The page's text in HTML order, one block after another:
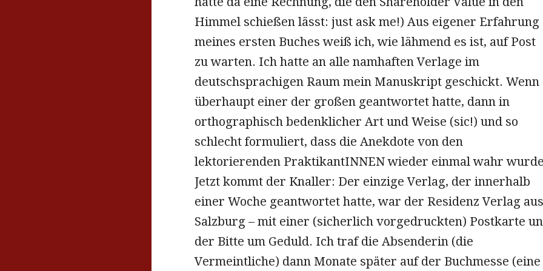
Himmel schießen lässt: just ask me!) Aus eigener Erfahrung
meines ersten Buches weiß ich, wie lähmend es ist, auf Post
zu warten. Ich hatte an alle namhaften Verlage im
deutschsprachigen Raum mein Manuskript geschickt. Wenn
überhaupt einer der großen geantwortet hatte, dann in
orthographisch bedenklicher Art und Weise (sic!) und so
schlecht formuliert, dass die Anekdote von den
lektorierenden PraktikantINNEN wieder einmal wahr
Jetzt kommt der Knaller: Der einzige Verlag, der innerhalb
einer Woche geantwortet hatte, war der Residenz Verlag aus
Salzburg – mit einer (sicherlich vorgedruckten) Postkarte
der Bitte um Geduld. Ich traf die Absenderin (die
Vermeintliche) dann Monate später auf der Buchmesse (eine